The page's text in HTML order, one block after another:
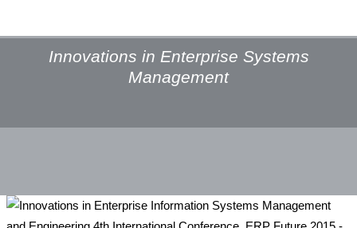
Innovations in Enterprise Systems
Management